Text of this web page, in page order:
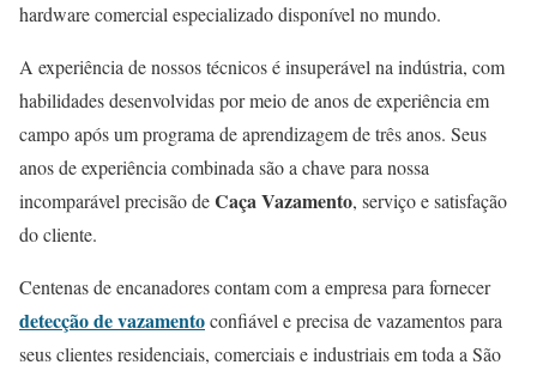
hardware comercial especializado disponível no mundo.
A experiência de nossos técnicos é insuperável na indústria, com
habilidades desenvolvidas por meio de anos de experiência em
campo após um programa de aprendizagem de três anos. Seus
anos de experiência combinada são a chave para nossa
incomparável precisão deCaça Vazamento, serviço e satisfação
do cliente.
Centenas de encanadores contam com a empresa para fornecer
detecção de vazamentoconfiável e precisa de vazamentos para
seus clientes residenciais, comerciais e industriais em toda a São